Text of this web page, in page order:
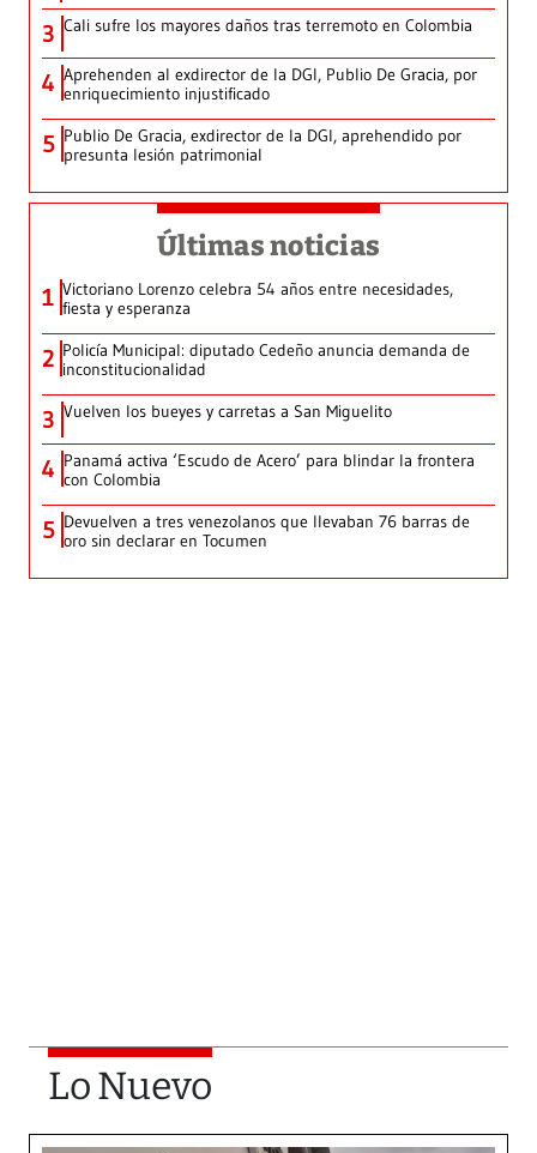
3 Cali sufre los mayores daños tras terremoto en Colombia
4 Aprehenden al exdirector de la DGI, Publio De Gracia, por
enriquecimiento injustificado
5 Publio De Gracia, exdirector de la DGI, aprehendido por
presunta lesión patrimonial
Últimas noticias
1 Victoriano Lorenzo celebra 54 años entre necesidades,
fiesta y esperanza
2 Policía Municipal: diputado Cedeño anuncia demanda de
inconstitucionalidad
3 Vuelven los bueyes y carretas a San Miguelito
4 Panamá activa ‘Escudo de Acero’ para blindar la frontera
con Colombia
5 Devuelven a tres venezolanos que llevaban 76 barras de
oro sin declarar en Tocumen
Lo Nuevo